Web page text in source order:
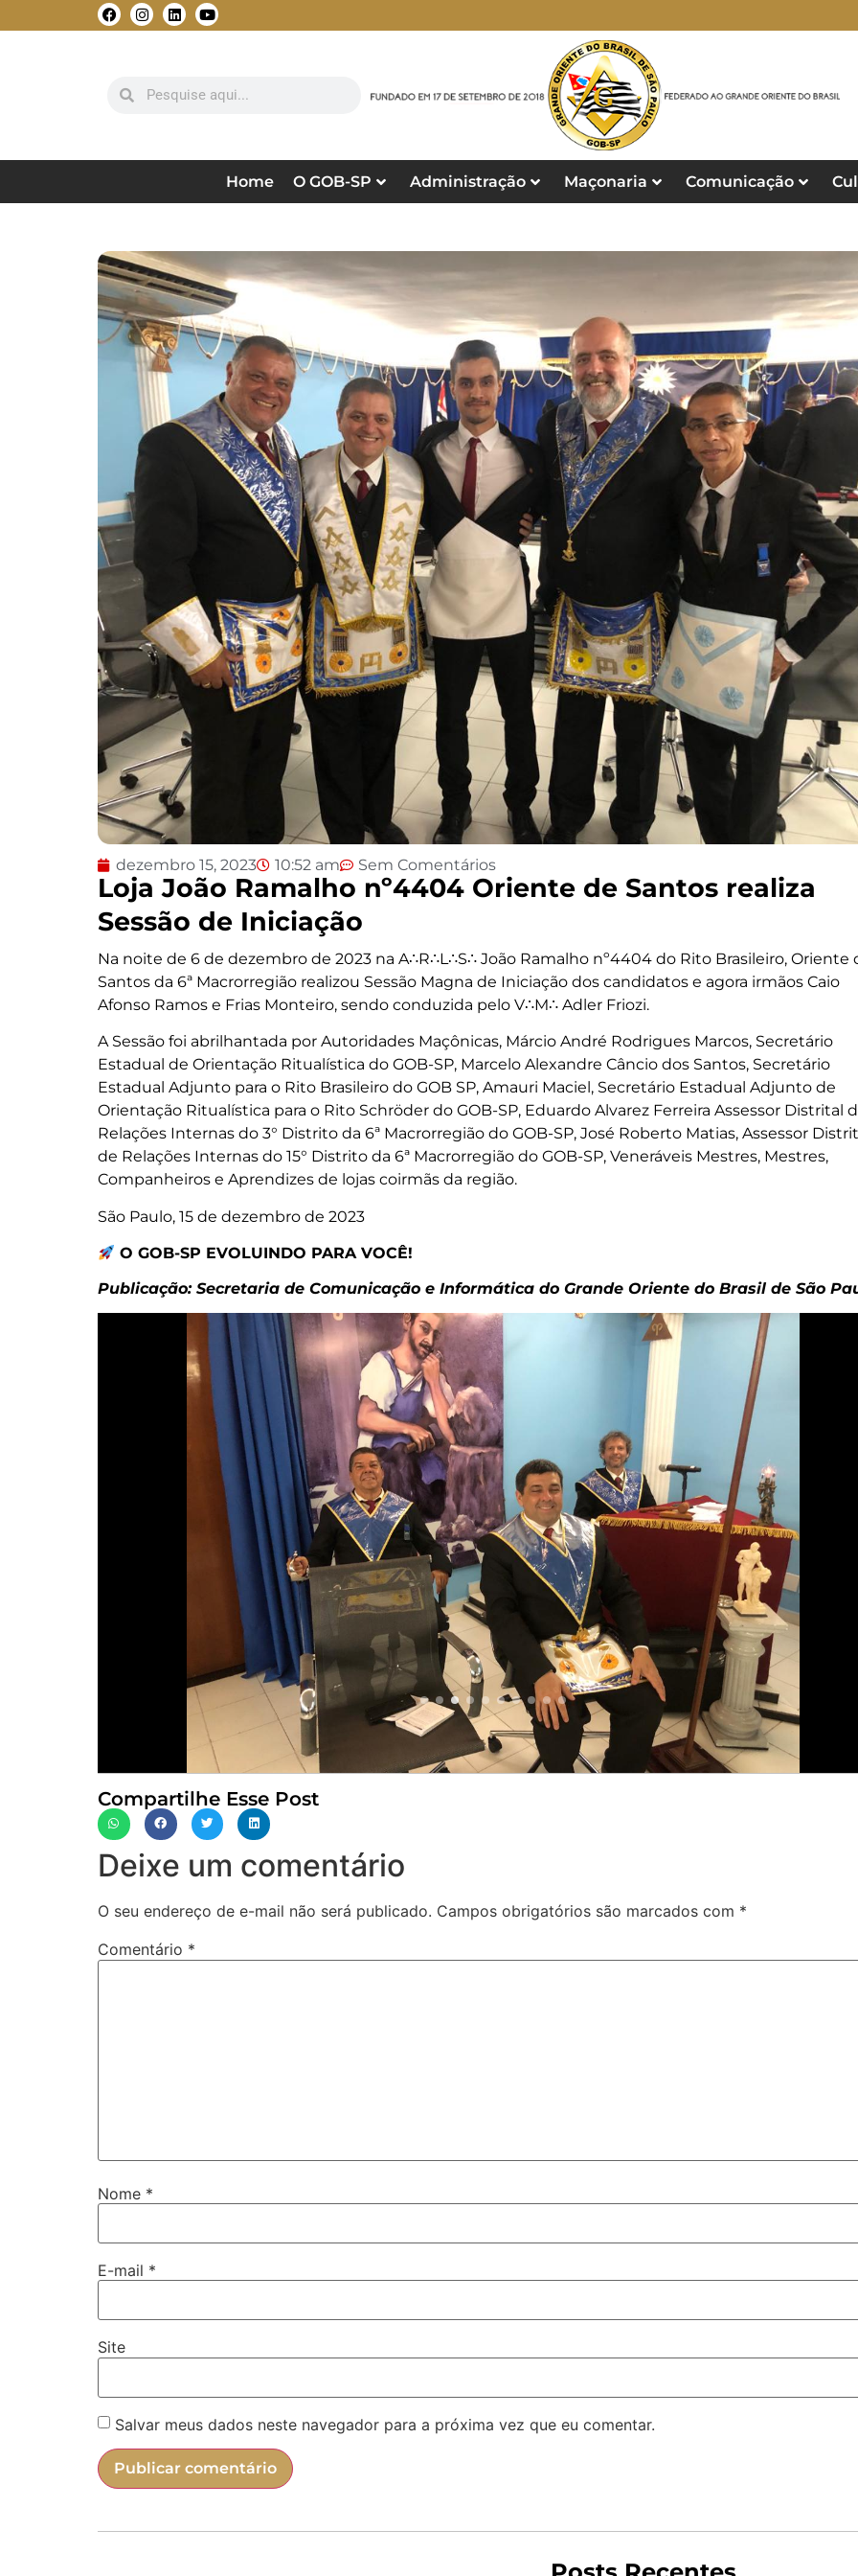
Home O GOB-SP Administração Maçonaria Comunicação
dezembro 15, 2023 10:52 am Sem Comentários
Loja João Ramalho nº4404 Oriente de Santos realiza
Sessão de Iniciação
Na noite de 6 de dezembro de 2023 na A∴R∴L∴S∴ João Ramalho nº4404 do Rito Brasileiro, Oriente
Santos da 6ª Macrorregião realizou Sessão Magna de Iniciação dos candidatos e agora irmãos Caio
Afonso Ramos e Frias Monteiro, sendo conduzida pelo V∴M∴ Adler Friozi.
A Sessão foi abrilhantada por Autoridades Maçônicas, Márcio André Rodrigues Marcos, Secretário
Estadual de Orientação Ritualística do GOB-SP, Marcelo Alexandre Câncio dos Santos, Secretário
Estadual Adjunto para o Rito Brasileiro do GOB SP, Amauri Maciel, Secretário Estadual Adjunto de
Orientação Ritualística para o Rito Schröder do GOB-SP, Eduardo Alvarez Ferreira Assessor Distrital
Relações Internas do 3° Distrito da 6ª Macrorregião do GOB-SP, José Roberto Matias, Assessor
de Relações Internas do 15° Distrito da 6ª Macrorregião do GOB-SP, Veneráveis Mestres, Mestres,
Companheiros e Aprendizes de lojas coirmãs da região.
São Paulo, 15 de dezembro de 2023
O GOB-SP EVOLUINDO PARA VOCÊ!
Publicação: Secretaria de Comunicação e Informática do Grande Oriente do Brasil de São
Compartilhe Esse Post
Deixe um comentário
O seu endereço de e-mail não será publicado. Campos obrigatórios são marcados com *
Comentário *
Nome *
E-mail *
Site
Salvar meus dados neste navegador para a próxima vez que eu comentar.